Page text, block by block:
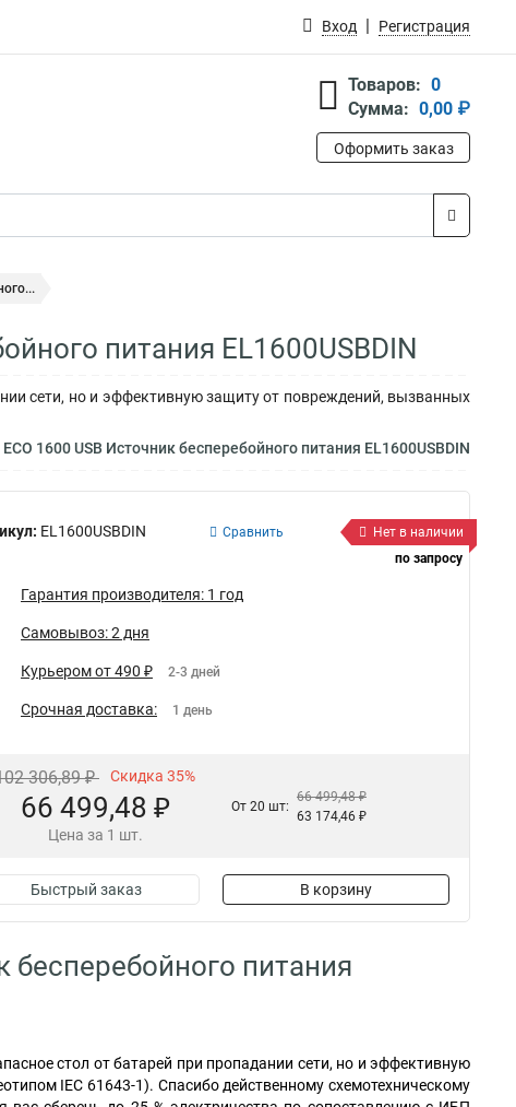
Вход Регистрация
Товаров: 0
Сумма: 0,00 ₽
Оформить заказ
питания EL1600USBDIN
сети, но и эффективную защиту от повреждений, вызванных
1600 USB Источник бесперебойного питания EL1600USBDIN
EL1600USBDIN Сравнить
Нет в наличии
по запросу
Гарантия производителя: 1 год
Самовывоз: 2 дня
Курьером от 490 ₽ 2-3 дней
Срочная доставка: 1 день
306,89 ₽ Скидка 35%
66 499,48 ₽
Цена за 1 шт.
От 20 шт:
66 499,48 ₽
63 174,46 ₽
Быстрый заказ В корзину
бесперебойного питания
стол от батарей при пропадании сети, но и эффективную
IEC 61643-1). Спасибо действенному схемотехническому